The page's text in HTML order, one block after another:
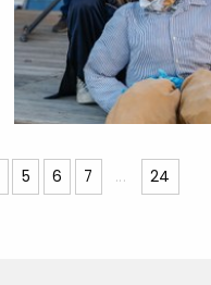
5 6 7 ...
24